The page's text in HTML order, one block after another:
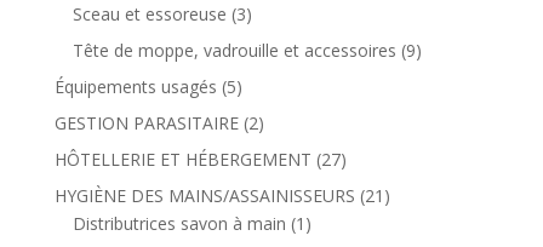
Sceau et essoreuse (3)
Tête de moppe, vadrouille et accessoires (9)
Équipements usagés (5)
GESTION PARASITAIRE (2)
HÔTELLERIE ET HÉBERGEMENT (27)
HYGIÈNE DES MAINS/ASSAINISSEURS (21)
Distributrices savon à main (1)